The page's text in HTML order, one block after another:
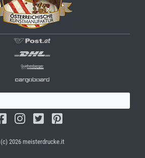
(c) 2026 meisterdrucke.it